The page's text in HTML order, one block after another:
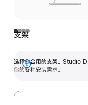
支架
选择你合用的支架。 Studio
你的各种安装需求。
展